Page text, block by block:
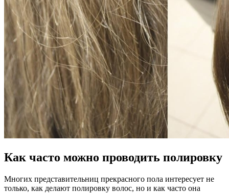
Как часто можно проводить полировку
Многих представительниц прекрасного пола интересует не
только, как делают полировку волос, но и как часто она